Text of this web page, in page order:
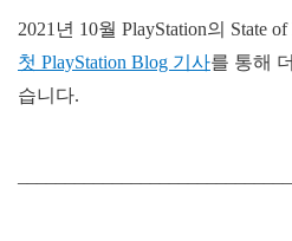
2021년 10월 PlayStation의 State
첫 PlayStation Blog 기사를 통해
습니다.